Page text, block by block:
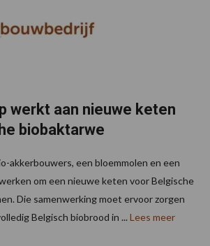
werkt aan nieuwe keten
biobaktarwe
akkerbouwers, een bloemmolen en een
om een nieuwe keten voor Belgische
Die samenwerking moet ervoor zorgen
Belgisch biobrood in ... Lees meer